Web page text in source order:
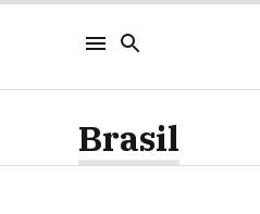
Brasil